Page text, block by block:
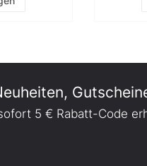
5 € Rabatt-Code